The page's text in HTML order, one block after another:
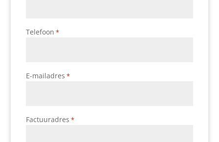
Telefoon *
E-mailadres *
Factuuradres *